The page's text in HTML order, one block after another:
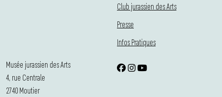
Club jurassien des Arts
Presse
Infos Pratiques
Musée jurassien des Arts
4, rue Centrale
2740 Moutier